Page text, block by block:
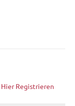
Hier Registrieren